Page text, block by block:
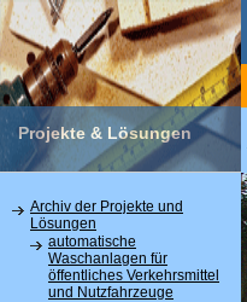
Projekte & Lösungen
Archiv der Projekte und
Lösungen
automatische
Waschanlagen für
öffentliches Verkehrsmittel
und Nutzfahrzeuge